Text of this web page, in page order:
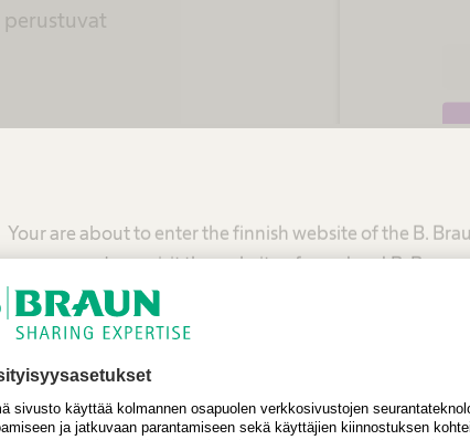
Your are about to enter the finnish website of the B.
recommend you visit the website of your local B. Braun
perustuvat